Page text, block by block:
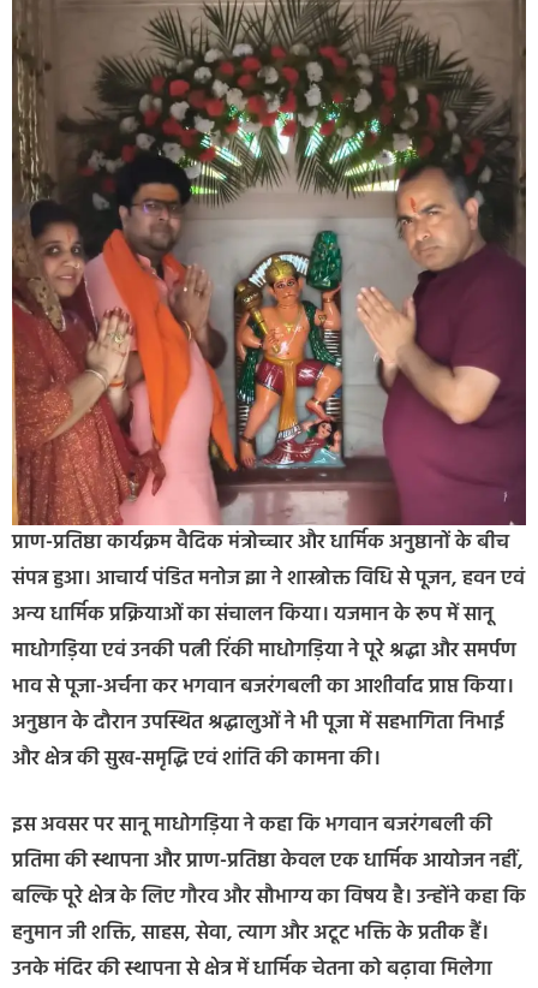
प्राण-प्रतिष्ठा कार्यक्रम वैदिक मंत्रोच्चार और धार्मिक अनुष्ठानों के बीच
संपन्न हुआ। आचार्य पंडित मनोज झा ने शास्त्रोक्त विधि से पूजन, हवन एवं
अन्य धार्मिक प्रक्रियाओं का संचालन किया। यजमान के रूप में सानू
माधोगड़िया एवं उनकी पत्नी रिंकी माधोगड़िया ने पूरे श्रद्धा और समर्पण
भाव से पूजा-अर्चना कर भगवान बजरंगबली का आशीर्वाद प्राप्त किया।
अनुष्ठान के दौरान उपस्थित श्रद्धालुओं ने भी पूजा में सहभागिता निभाई
और क्षेत्र की सुख-समृद्धि एवं शांति की कामना की।
इस अवसर पर सानू माधोगड़िया ने कहा कि भगवान बजरंगबली की
प्रतिमा की स्थापना और प्राण-प्रतिष्ठा केवल एक धार्मिक आयोजन नहीं,
बल्कि पूरे क्षेत्र के लिए गौरव और सौभाग्य का विषय है। उन्होंने कहा कि
हनुमान जी शक्ति, साहस, सेवा, त्याग और अटूट भक्ति के प्रतीक हैं।
उनके मंदिर की स्थापना से क्षेत्र में धार्मिक चेतना को बढ़ावा मिलेगा